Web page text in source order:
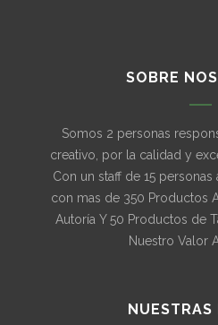
SOBRE
Somos 2 personas
creativo, por la calidad y
Con un staff de 15
con mas de 350 Productos
Autoría Y 50 Productos de
Nuestro Valor
NUESTRAS